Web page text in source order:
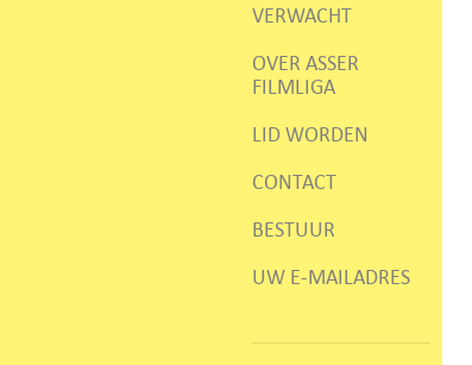
VERWACHT
OVER ASSER
FILMLIGA
LID WORDEN
CONTACT
BESTUUR
UW E-MAILADRES